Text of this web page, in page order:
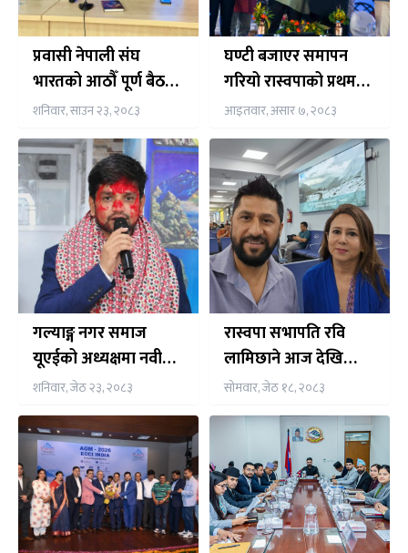
प्रवासी नेपाली संघ
भारतको आठौँ पूर्ण बैठक
तथा विस्तारित भेला नयाँ
दिल्लीमा सुरु
शनिवार, साउन २३, २०८३
घण्टी बजाएर समापन
गरियो रास्वपाको प्रथम
महाधिवेशन उद्घाटन
समारोह
आइतवार, असार ७, २०८३
गल्याङ्ग नगर समाज
यूएईको अध्यक्षमा नवीन
न्यौपाने निर्विरोध निर्वाचित
शनिवार, जेठ २३, २०८३
रास्वपा सभापति रवि
लामिछाने आज देखि
पाँचदिने भारत भ्रमणमा,
नेपाली समुदाय संग समेत
अन्तर्क्रिया गर्ने तय
सोमवार, जेठ १८, २०८३